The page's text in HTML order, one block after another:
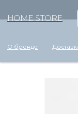
HOME STORE
О бренде